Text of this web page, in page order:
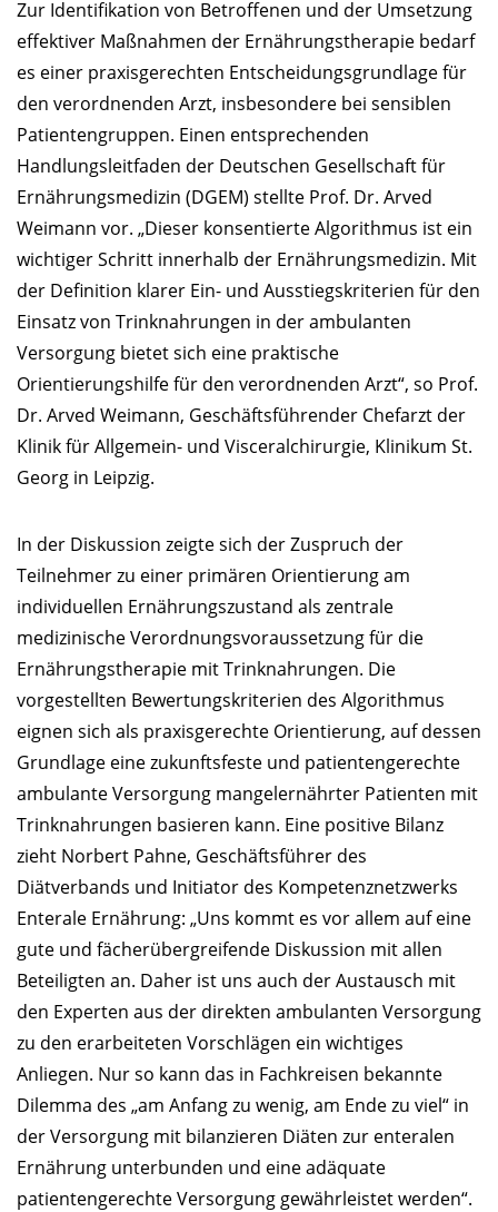
Zur Identifikation von Betroffenen und der Umsetzung
effektiver Maßnahmen der Ernährungstherapie bedarf
es einer praxisgerechten Entscheidungsgrundlage für
den verordnenden Arzt, insbesondere bei sensiblen
Patientengruppen. Einen entsprechenden
Handlungsleitfaden der Deutschen Gesellschaft für
Ernährungsmedizin (DGEM) stellte Prof. Dr. Arved
Weimann vor. „Dieser konsentierte Algorithmus ist ein
wichtiger Schritt innerhalb der Ernährungsmedizin. Mit
der Definition klarer Ein- und Ausstiegskriterien für den
Einsatz von Trinknahrungen in der ambulanten
Versorgung bietet sich eine praktische
Orientierungshilfe für den verordnenden Arzt“, so Prof.
Dr. Arved Weimann, Geschäftsführender Chefarzt der
Klinik für Allgemein- und Visceralchirurgie, Klinikum St.
Georg in Leipzig.
In der Diskussion zeigte sich der Zuspruch der
Teilnehmer zu einer primären Orientierung am
individuellen Ernährungszustand als zentrale
medizinische Verordnungsvoraussetzung für die
Ernährungstherapie mit Trinknahrungen. Die
vorgestellten Bewertungskriterien des Algorithmus
eignen sich als praxisgerechte Orientierung, auf dessen
Grundlage eine zukunftsfeste und patientengerechte
ambulante Versorgung mangelernährter Patienten mit
Trinknahrungen basieren kann. Eine positive Bilanz
zieht Norbert Pahne, Geschäftsführer des
Diätverbands und Initiator des Kompetenznetzwerks
Enterale Ernährung: „Uns kommt es vor allem auf eine
gute und fächerübergreifende Diskussion mit allen
Beteiligten an. Daher ist uns auch der Austausch mit
den Experten aus der direkten ambulanten Versorgung
zu den erarbeiteten Vorschlägen ein wichtiges
Anliegen. Nur so kann das in Fachkreisen bekannte
Dilemma des „am Anfang zu wenig, am Ende zu viel“ in
der Versorgung mit bilanzieren Diäten zur enteralen
Ernährung unterbunden und eine adäquate
patientengerechte Versorgung gewährleistet werden“.